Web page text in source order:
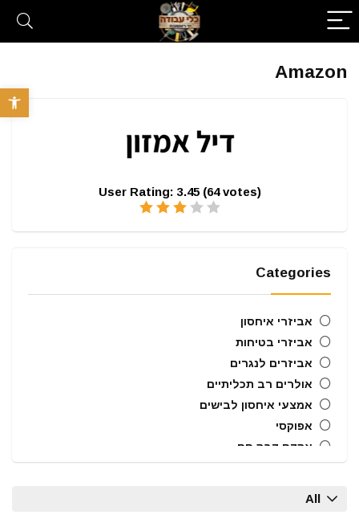
פתח
Amazon
User Rating: 3.45 (64votes)
Categories
אביזרי איחסון
אביזרי בטיחות
אביזרים לנגרים
אולרים רב תכליתיים
אמצעי איחסון לבישים
אפוקסי
אקדח דבק חם
All